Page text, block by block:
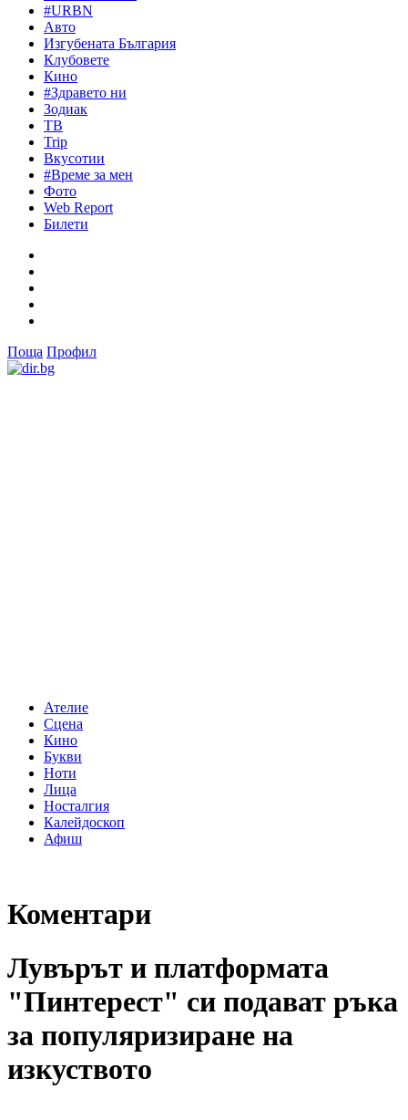
#URBN
Авто
Изгубената България
Клубовете
Кино
#Здравето ни
Зодиак
ТВ
Trip
Вкусотии
#Време за мен
Фото
Web Report
Билети
Поща Профил
Ателие
Сцена
Кино
Букви
Ноти
Лица
Носталгия
Калейдоскоп
Афиш
Коментари
Лувърът и платформата
"Пинтерест" си подават ръка
за популяризиране на
изкуството